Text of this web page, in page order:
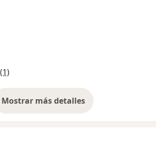
Mostrar más detalles
sobre la experiencia